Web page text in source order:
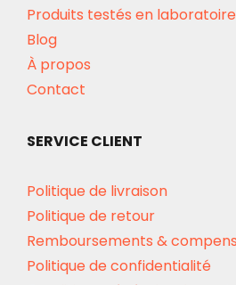
Produits testés en laboratoire
Blog
À propos
Contact
SERVICE CLIENT
Politique de livraison
Politique de retour
Remboursements &
Politique de confidentialité